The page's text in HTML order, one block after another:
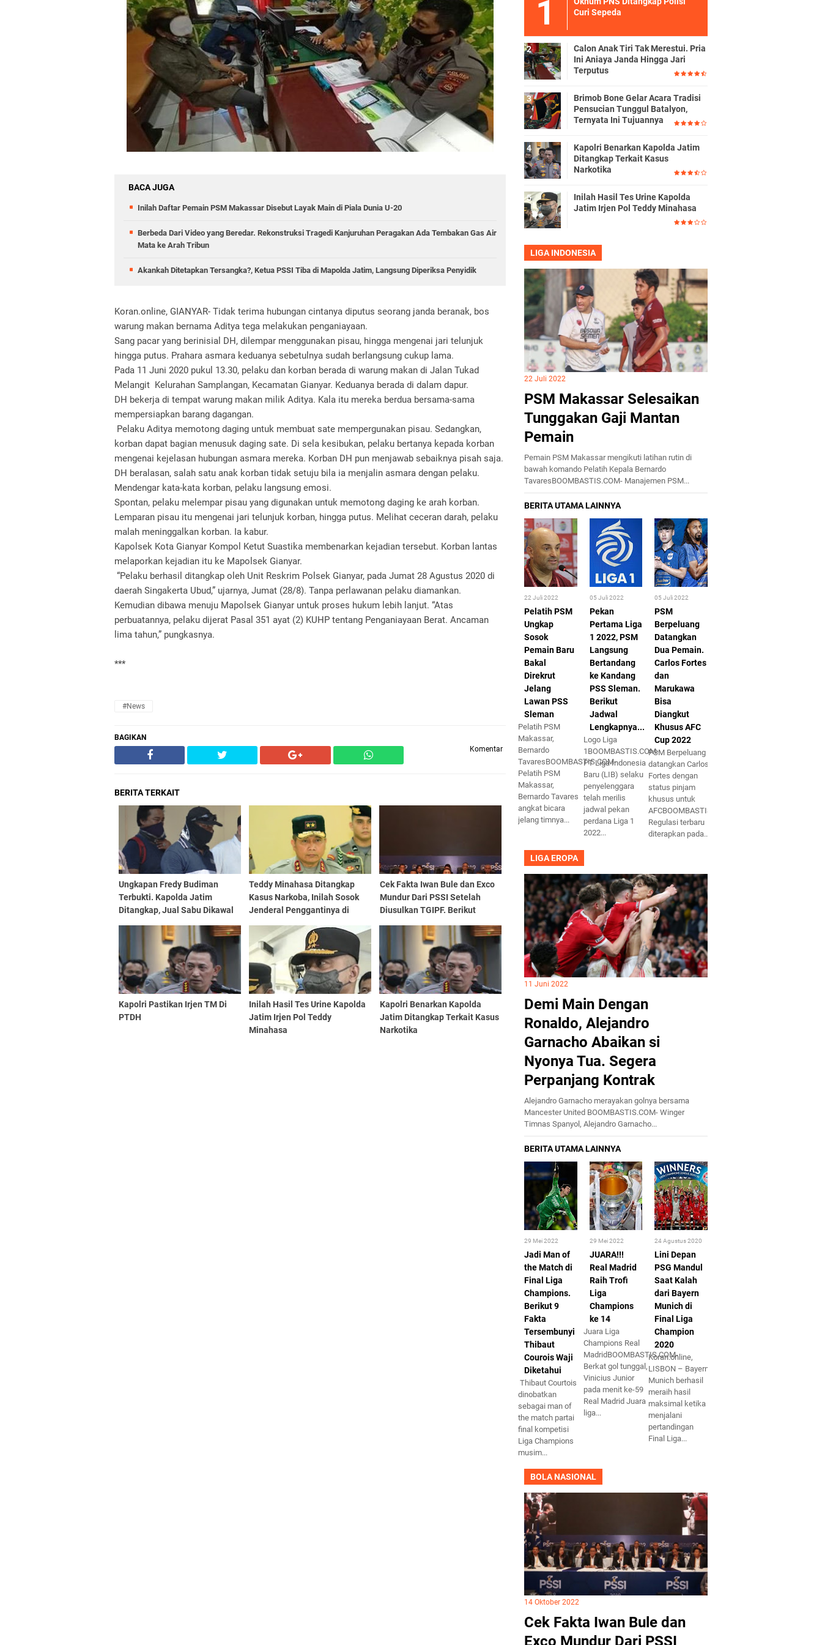
BACA JUGA
Inilah Daftar Pemain PSM Makassar Disebut Layak Main di Piala Dunia U-20
Berbeda Dari Video yang Beredar. Rekonstruksi Tragedi Kanjuruhan Peragakan Ada Tembakan Gas Air
Mata ke Arah Tribun
Akankah Ditetapkan Tersangka?, Ketua PSSI Tiba di Mapolda Jatim, Langsung Diperiksa Penyidik
Koran.online, GIANYAR- Tidak terima hubungan cintanya diputus seorang janda beranak, bos
warung makan bernama Aditya tega melakukan penganiayaan.
Sang pacar yang berinisial DH, dilempar menggunakan pisau, hingga mengenai jari telunjuk
hingga putus. Prahara asmara keduanya sebetulnya sudah berlangsung cukup lama.
Pada 11 Juni 2020 pukul 13.30, pelaku dan korban berada di warung makan di Jalan Tukad
Melangit Kelurahan Samplangan, Kecamatan Gianyar. Keduanya berada di dalam dapur.
DH bekerja di tempat warung makan milik Aditya. Kala itu mereka berdua bersama-sama
mempersiapkan barang dagangan.
Pelaku Aditya memotong daging untuk membuat sate mempergunakan pisau. Sedangkan,
korban dapat bagian menusuk daging sate. Di sela kesibukan, pelaku bertanya kepada korban
mengenai kejelasan hubungan asmara mereka. Korban DH pun menjawab sebaiknya pisah saja.
DH beralasan, salah satu anak korban tidak setuju bila ia menjalin asmara dengan pelaku.
Mendengar kata-kata korban, pelaku langsung emosi.
Spontan, pelaku melempar pisau yang digunakan untuk memotong daging ke arah korban.
Lemparan pisau itu mengenai jari telunjuk korban, hingga putus. Melihat ceceran darah, pelaku
malah meninggalkan korban. Ia kabur.
Kapolsek Kota Gianyar Kompol Ketut Suastika membenarkan kejadian tersebut. Korban lantas
melaporkan kejadian itu ke Mapolsek Gianyar.
“Pelaku berhasil ditangkap oleh Unit Reskrim Polsek Gianyar, pada Jumat 28 Agustus 2020 di
daerah Singakerta Ubud,” ujarnya, Jumat (28/8). Tanpa perlawanan pelaku diamankan.
Kemudian dibawa menuju Mapolsek Gianyar untuk proses hukum lebih lanjut. “Atas
perbuatannya, pelaku dijerat Pasal 351 ayat (2) KUHP tentang Penganiayaan Berat. Ancaman
lima tahun,” pungkasnya.
***
#news
BAGIKAN
Komentar
BERITA TERKAIT
Ungkapan Fredy Budiman
Terbukti. Kapolda Jatim
Ditangkap, Jual Sabu Dikawal
Teddy Minahasa Ditangkap
Kasus Narkoba, Inilah Sosok
Jenderal Penggantinya di
Cek Fakta Iwan Bule dan Exco
Mundur Dari PSSI Setelah
Diusulkan TGIPF. Berikut
Kapolri Pastikan Irjen TM Di
PTDH
Inilah Hasil Tes Urine Kapolda
Jatim Irjen Pol Teddy
Minahasa
Kapolri Benarkan Kapolda
Jatim Ditangkap Terkait Kasus
Narkotika
Curi Sepeda
Calon Anak Tiri Tak Merestui. Pria
Ini Aniaya Janda Hingga Jari
Terputus
Brimob Bone Gelar Acara Tradisi
Pensucian Tunggul Batalyon,
Ternyata Ini Tujuannya
Kapolri Benarkan Kapolda Jatim
Ditangkap Terkait Kasus
Narkotika
Inilah Hasil Tes Urine Kapolda
Jatim Irjen Pol Teddy Minahasa
LIGA INDONESIA
22 Juli 2022
PSM Makassar Selesaikan
Tunggakan Gaji Mantan
Pemain
Pemain PSM Makassar mengikuti latihan rutin di
bawah komando Pelatih Kepala Bernardo
TavaresBOOMBASTIS.COM- Manajemen PSM...
22 Juli 2022
Pelatih PSM
Ungkap
Sosok
Pemain Baru
Bakal
Direkrut
Jelang
Lawan PSS
Sleman
Pelatih PSM
Makassar,
Bernardo
TavaresBOOMBASTIS.COM-
Pelatih PSM
Makassar,
Bernardo Tavares
angkat bicara
jelang timnya...
05 Juli 2022
Pekan
Pertama Liga
1 2022, PSM
Langsung
Bertandang
ke Kandang
PSS Sleman.
Berikut
Jadwal
Lengkapnya...
Logo Liga
1BOOMBASTIS.COM-
PT Liga Indonesia
Baru (LIB) selaku
penyelenggara
telah merilis
jadwal pekan
perdana Liga 1
2022...
05 Juli 2022
PSM
Berpeluang
Datangkan
Dua Pemain.
Carlos Fortes
dan
Marukawa
Bisa
Diangkut
Khusus AFC
Cup 2022
PSM Berpeluang
datangkan Carlos
Fortes dengan
status pinjam
khusus untuk
AFCBOOMBASTIS.COM-
Regulasi terbaru
diterapkan pada...
LIGA EROPA
11 Juni 2022
Demi Main Dengan
Ronaldo, Alejandro
Garnacho Abaikan si
Nyonya Tua. Segera
Perpanjang Kontrak
Alejandro Garnacho merayakan golnya bersama
Mancester United BOOMBASTIS.COM- Winger
Timnas Spanyol, Alejandro Garnacho...
29 Mei 2022
Jadi Man of
the Match di
Final Liga
Champions.
Berikut 9
Fakta
Tersembunyi
Thibaut
Courois Waji
Diketahui
Thibaut Courtois
dinobatkan
sebagai man of
the match partai
final kompetisi
Liga Champions
musim...
29 Mei 2022
JUARA!!!
Real Madrid
Raih Trofi
Liga
Champions
ke 14
Juara Liga
Champions Real
MadridBOOMBASTIS.COM-
Berkat gol tunggal,
Vinicius Junior
pada menit ke-59
Real Madrid Juara
liga...
24 Agustus 2020
Lini Depan
PSG Mandul
Saat Kalah
dari Bayern
Munich di
Final Liga
Champion
2020
Koran.online,
LISBON – Bayern
Munich berhasil
meraih hasil
maksimal ketika
menjalani
pertandingan
Final Liga...
BOLA NASIONAL
14 Oktober 2022
Cek Fakta Iwan Bule dan
Exco Mundur Dari PSSI